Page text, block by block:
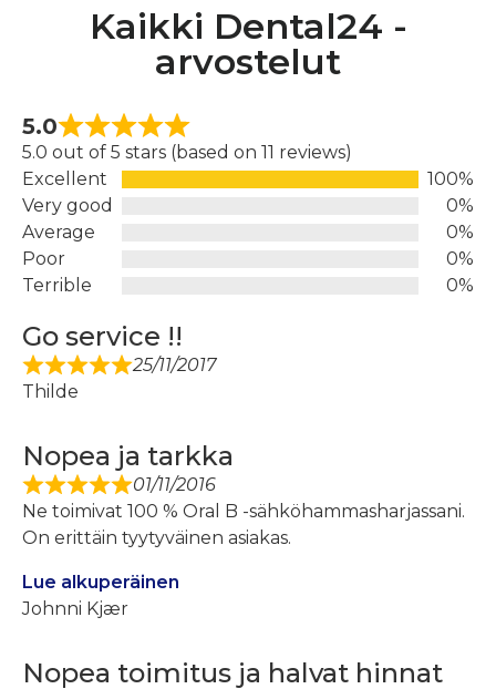
Kaikki Dental24 -
arvostelut
5.0
5.0 out of 5 stars (based on 11 reviews)
Excellent
100%
Very good
0%
Average
0%
Poor
0%
Terrible
0%
Go service !!
25/11/2017
Thilde
Nopea ja tarkka
01/11/2016
Ne toimivat 100 % Oral B -sähköhammasharjassani.
On erittäin tyytyväinen asiakas.
Lue alkuperäinen
Johnni Kjær
Nopea toimitus ja halvat hinnat